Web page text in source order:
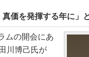
真価を発揮する年に」
ムの開会にあ
川博己氏が